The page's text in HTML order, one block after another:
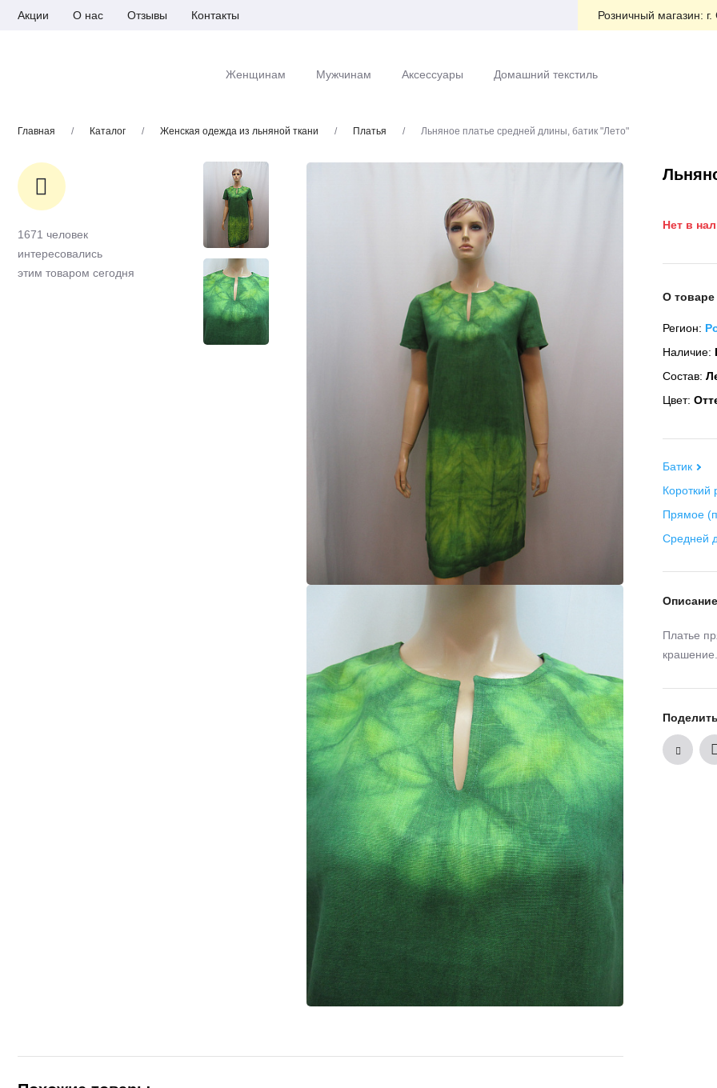
Акции О нас Отзывы Контакты Розничный магазин:
Женщинам Мужчинам Аксессуары Домашний текстиль
Главная / Каталог / Женская одежда из льняной ткани / Платья / Льняное платье средней длины, батик "Лето"
Нет в
О товаре
Регион:
Наличие:
Состав:
Цвет:
Батик
Короткий
Прямое
Средней
Платье
1671 человек
интересовались
этим товаром сегодня